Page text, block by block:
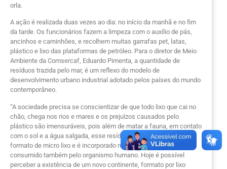
orla.
A ação é realizada duas vezes ao dia: no início da manhã e no fim
da tarde. Os funcionários fazem a limpeza com o auxílio de pás,
ancinhos e caminhões, e recolhem muitas garrafas pet, latas,
plástico e lixo das plataformas de petróleo. Para o diretor de Meio
Ambiente da Comsercaf, Eduardo Pimenta, a quantidade de
resíduos trazida pelo mar, é um reflexo do modelo de
desenvolvimento urbano industrial adotado pelos países do mundo
contemporâneo.
“A sociedade precisa se conscientizar de que todo lixo que cai no
chão, chega nos rios e mares e os prejuízos causados pelo
plástico são imensuráveis, pois além de matar a fauna, em contato
com o sol e a água salgada, esse resíduo é fracionado, fica em
formato de micro lixo e é incorporado na cadeia alimentar, sendo
consumido também pelo organismo humano. Hoje é possível
perceber a existência de um novo continente, formato por lixo